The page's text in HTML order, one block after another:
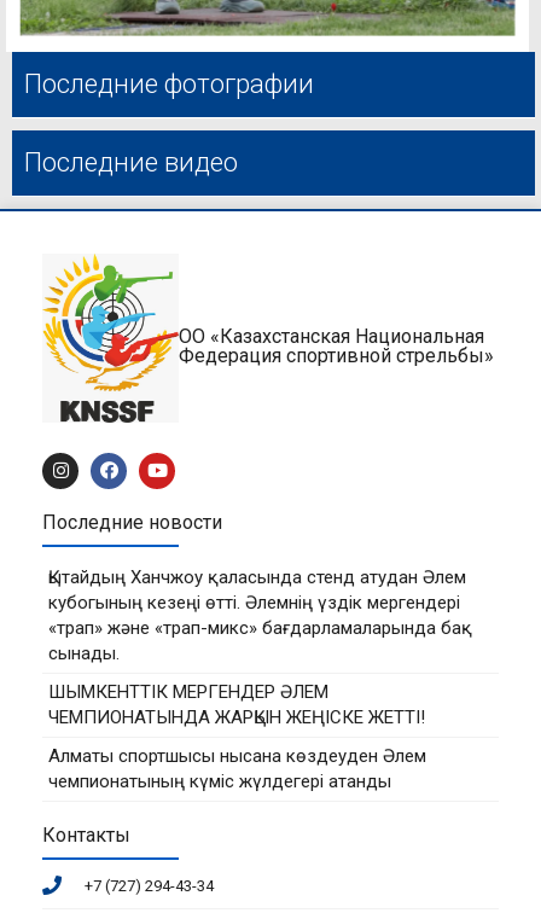
Последние фотографии
Последние видео
ОО «Казахстанская Национальная
Федерация спортивной стрельбы»
Последние новости
Қытайдың Ханчжоу қаласында стенд атудан Әлем
кубогының кезеңі өтті. Әлемнің үздік мергендері
«трап» және «трап-микс» бағдарламаларында бақ
сынады.
ШЫМКЕНТТІК МЕРГЕНДЕР ӘЛЕМ
ЧЕМПИОНАТЫНДА ЖАРҚЫН ЖЕҢІСКЕ ЖЕТТІ!
Алматы спортшысы нысана көздеуден Әлем
чемпионатының күміс жүлдегері атанды
Контакты
+7 (727) 294-43-34